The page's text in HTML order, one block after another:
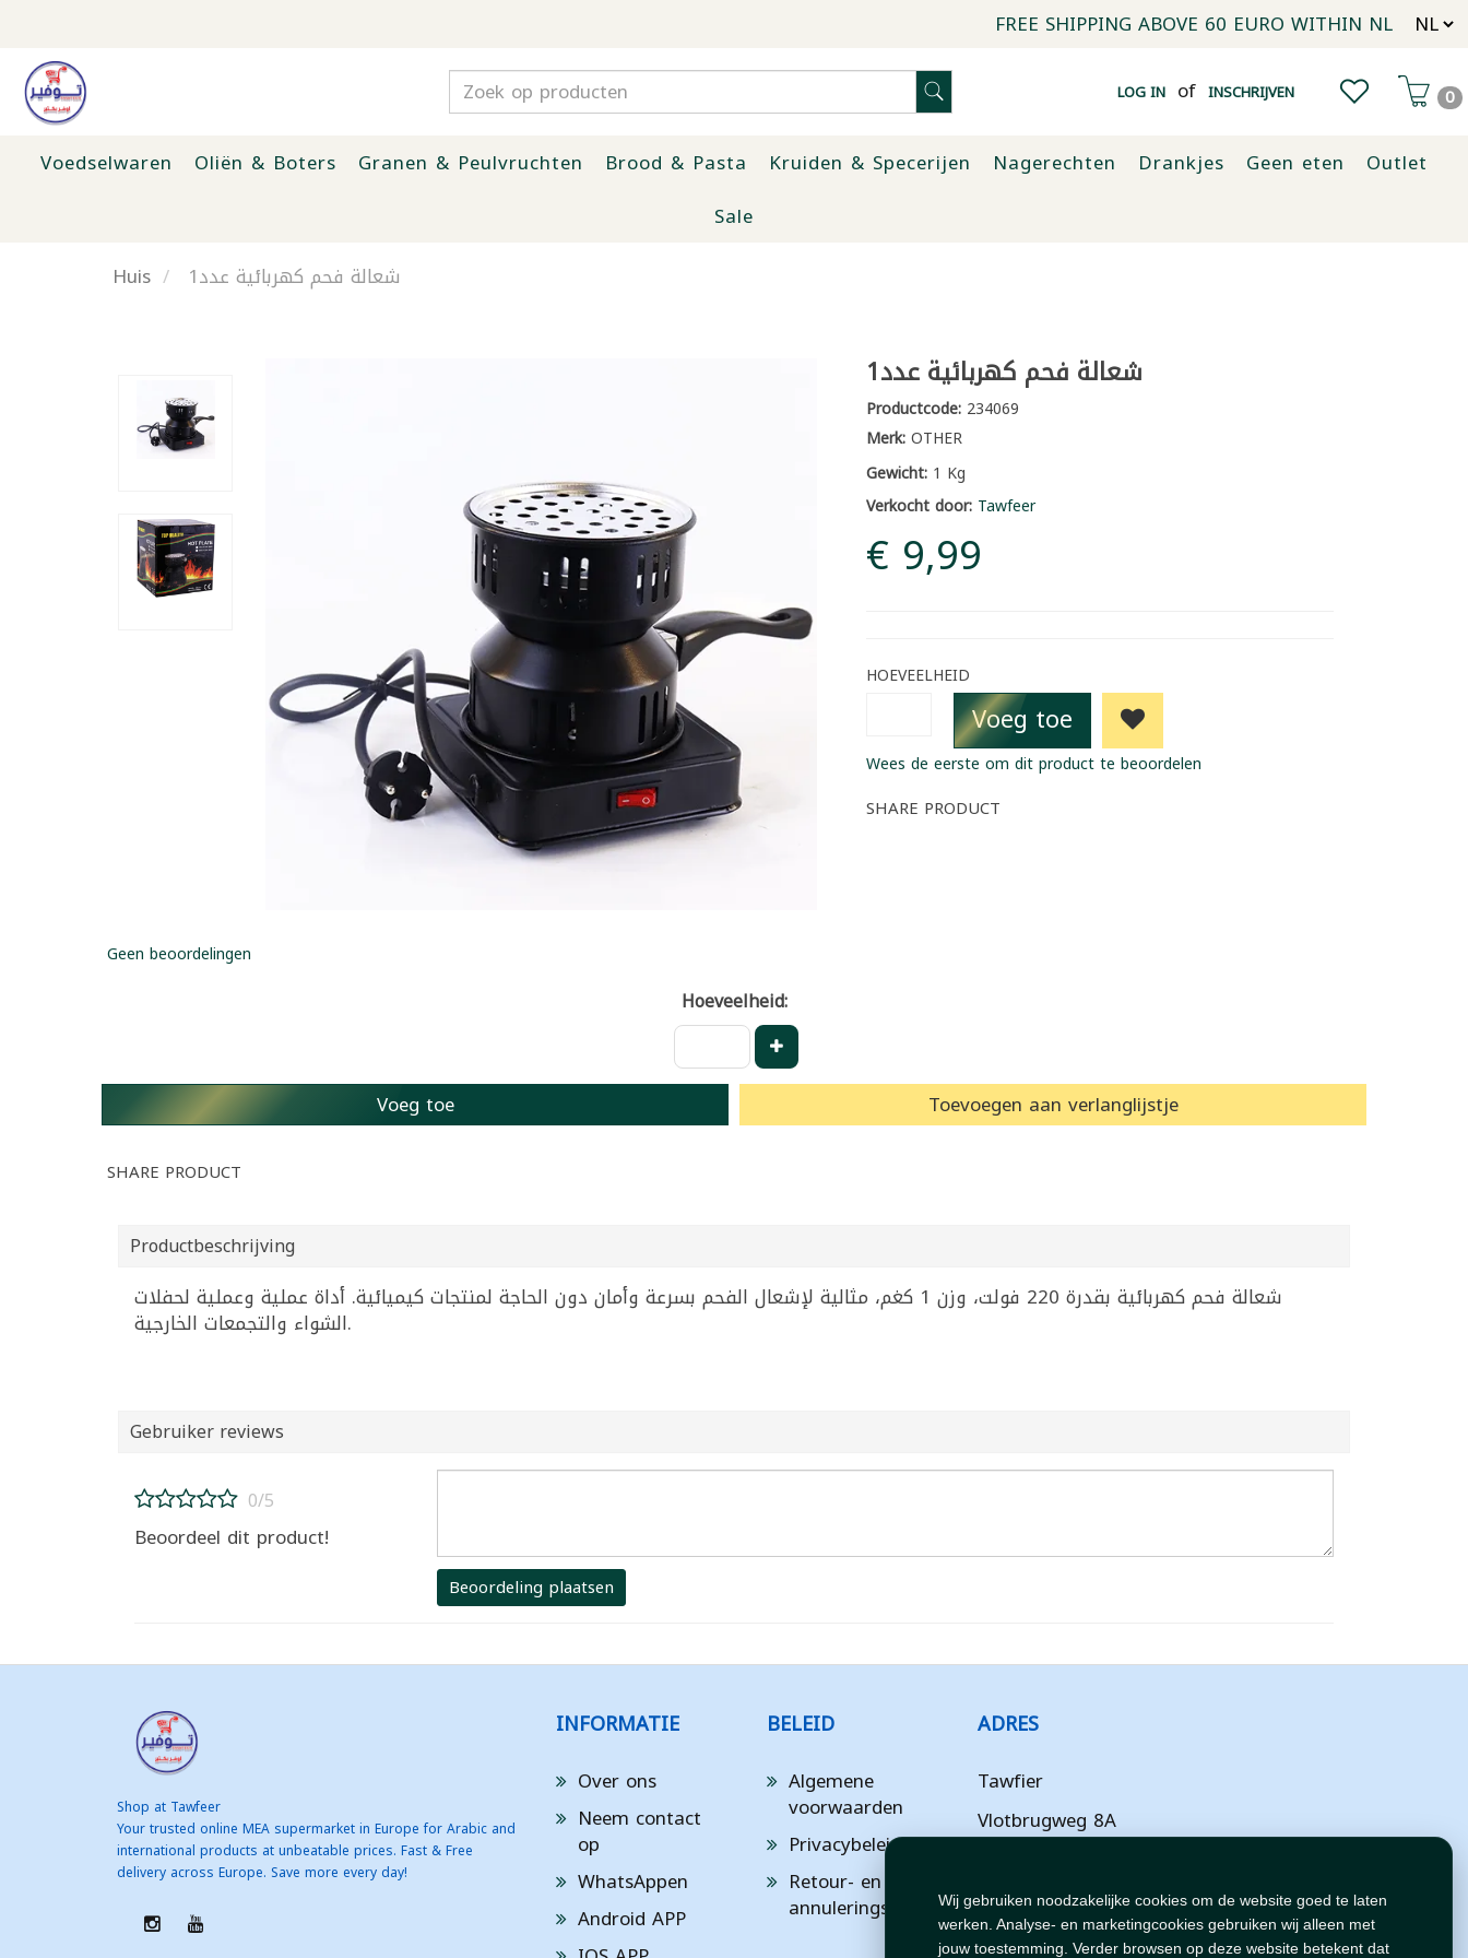
Wij gebruiken noodzakelijke cookies om de website goed te laten
werken. Analyse- en marketingcookies gebruiken wij alleen met
jouw toestemming. Verder browsen op deze website betekent dat
FREE SHIPPING ABOVE 60 EURO WITHIN NL
LOG IN of INSCHRIJVEN 0
Voedselwaren Oliën & Boters Granen & Peulvruchten Brood & Pasta Kruiden & Specerijen Nagerechten Drankjes Geen eten
Outlet
Sale
Huis
شعالة فحم كهربائية عدد1
شعالة فحم كهربائية عدد1
Productcode:234069
Merk:OTHER
Gewicht:1 Kg
Verkocht door: Tawfeer
€ 9,99
HOEVEELHEID
Voeg toe
Wees de eerste om dit product te beoordelen
SHARE PRODUCT
Geen beoordelingen
Hoeveelheid:
Voeg toe Toevoegen aan verlanglijstje
SHARE PRODUCT
Productbeschrijving
شعالة فحم كهربائية بقدرة 220 فولت، وزن 1 كغم، مثالية لإشعال الفحم بسرعة وأمان دون الحاجة لمنتجات كيميائية. أداة عملية وعملية لحفلات
الشواء والتجمعات الخارجية.
Gebruiker reviews
0/5
Beoordeel dit product!
Beoordeling plaatsen
Shop at Tawfeer
Your trusted online MEA supermarket in Europe for Arabic and
international products at unbeatable prices. Fast & Free
delivery across Europe. Save more every day!
INFORMATIE
Over ons
Neem contact
op
WhatsAppen
Android APP
BELEID
Algemene
voorwaarden
Privacybeleid
Retour- en
annuleringsbeleid
ADRES
Tawfier
Vlotbrugweg 8A
Flevoland
NL